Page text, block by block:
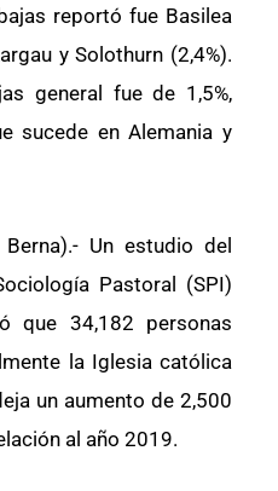
reportó fue Basilea
y Solothurn (2,4%).
general fue de 1,5%,
sucede en Alemania y
Un estudio del
Pastoral (SPI)
que 34,182 personas
la Iglesia católica
un aumento de 2,500
al año 2019.